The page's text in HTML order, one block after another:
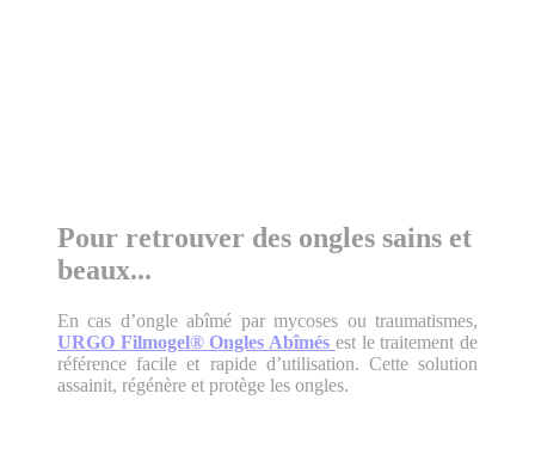
Pour retrouver des ongles sains et
beaux...
En cas d’ongle abîmé par mycoses ou traumatismes,
URGO Filmogel® Ongles Abîmés est le traitement de
référence facile et rapide d’utilisation. Cette solution
assainit, régénère et protège les ongles.